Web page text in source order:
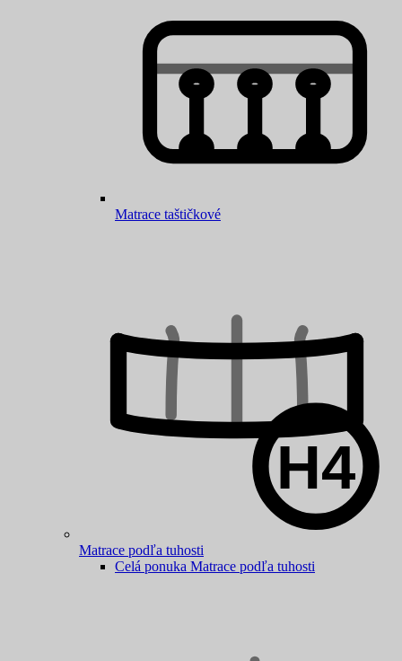
Matrace taštičkové
Matrace podľa tuhosti
Celá ponuka Matrace podľa tuhosti